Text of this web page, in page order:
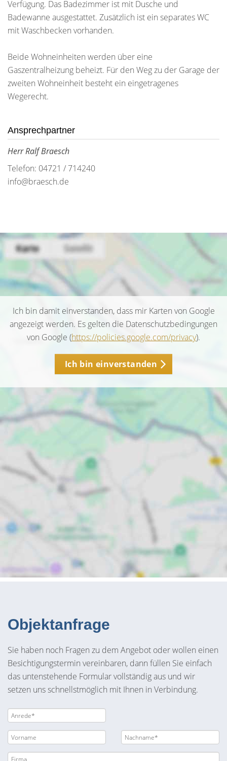
Verfügung. Das Badezimmer ist mit Dusche und
Badewanne ausgestattet. Zusätzlich ist ein separates WC
mit Waschbecken vorhanden.
Beide Wohneinheiten werden über eine
Gaszentralheizung beheizt. Für den Weg zu der Garage der
zweiten Wohneinheit besteht ein eingetragenes
Wegerecht.
Ansprechpartner
Herr Ralf Braesch
Telefon: 04721 / 714240
info@braesch.de
Ich bin damit einverstanden, dass mir Karten von Google
angezeigt werden. Es gelten die Datenschutzbedingungen
von Google (https://policies.google.com/privacy).
Ich bin einverstanden
Objektanfrage
Sie haben noch Fragen zu dem Angebot oder wollen einen
Besichtigungstermin vereinbaren, dann füllen Sie einfach
das untenstehende Formular vollständig aus und wir
setzen uns schnellstmöglich mit Ihnen in Verbindung.